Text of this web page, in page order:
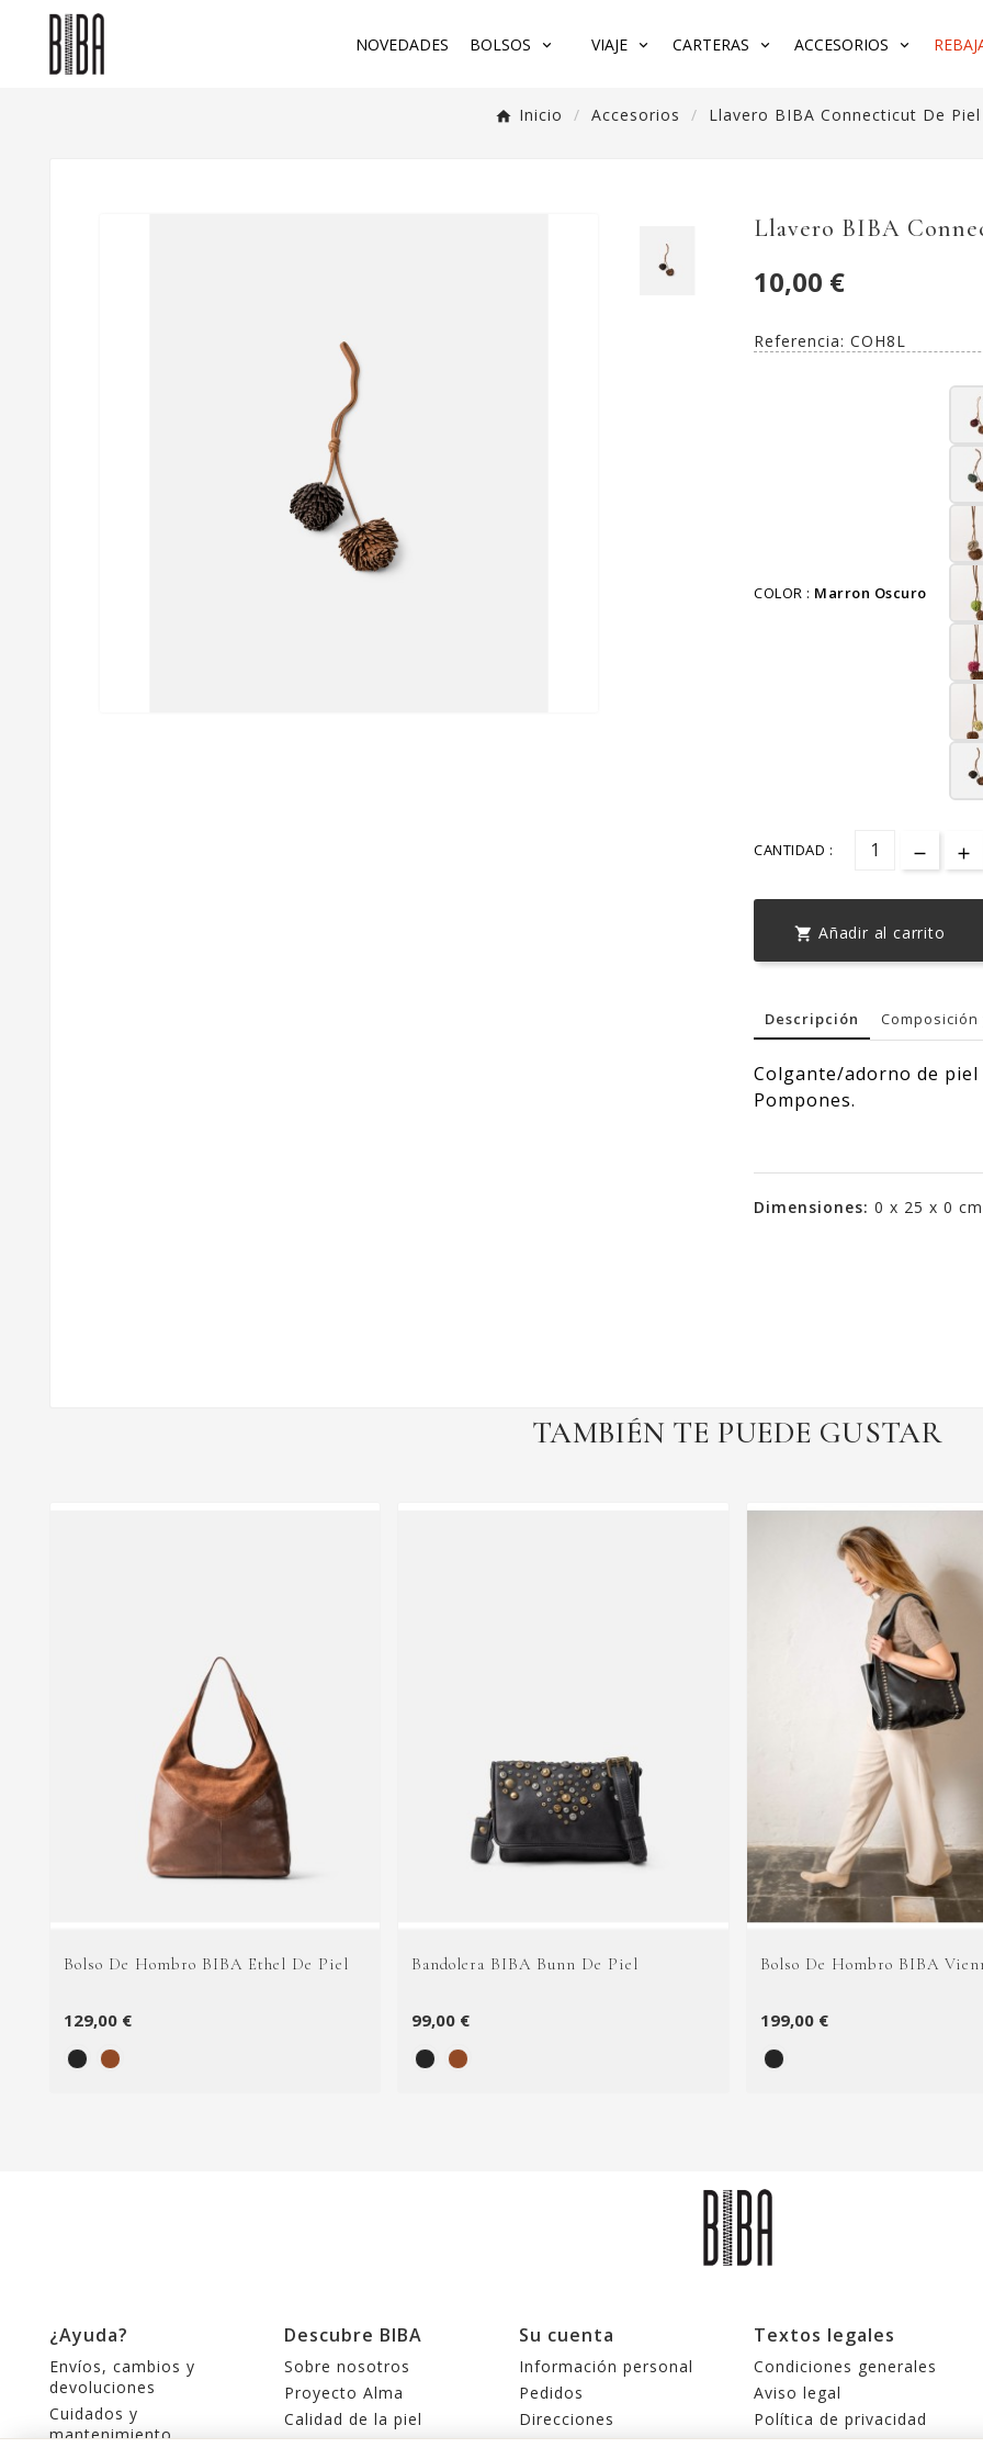
NOVEDADES BOLSOS VIAJE CARTERAS ACCESORIOS
Inicio Accesorios Llavero BIBA Connecticut De Piel
Llavero BIBA
10,00 €
Referencia: COH8L
COLOR : Marron Oscuro
CANTIDAD :
 Añadir al carrito
Descripción
Colgante/adorno de piel
Pompones.
Dimensiones: 0 x 25 x 0 cm
TAMBIÉN TE PUEDE GUSTAR
Bolso De Hombro BIBA Ethel De Piel
129,00 €
Bandolera BIBA Bunn De Piel
99,00 €
Bolso De Hombro BIBA
199,00 €
¿Ayuda?
Envíos, cambios y
devoluciones
Cuidados y
mantenimiento
Descubre BIBA
Sobre nosotros
Proyecto Alma
Calidad de la piel
Tiendas
Su cuenta
Información personal
Pedidos
Direcciones
Cupones de descuento
Textos legales
Condiciones generales
Aviso legal
Política de privacidad
Política de cookies